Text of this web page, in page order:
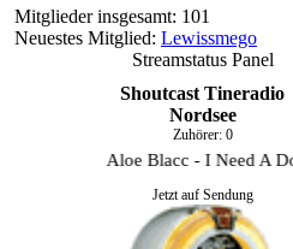
Mitglieder insgesamt: 101
Neuestes Mitglied: Lewissmego
Streamstatus Panel
Shoutcast Tineradio
Nordsee
Zuhörer: 0
Aloe Blacc - I Need A Dollar
Jetzt auf Sendung